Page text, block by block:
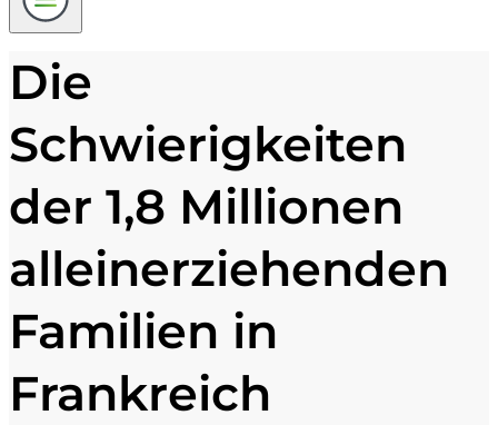
Die
Schwierigkeiten
der 1,8 Millionen
alleinerziehenden
Familien in
Frankreich